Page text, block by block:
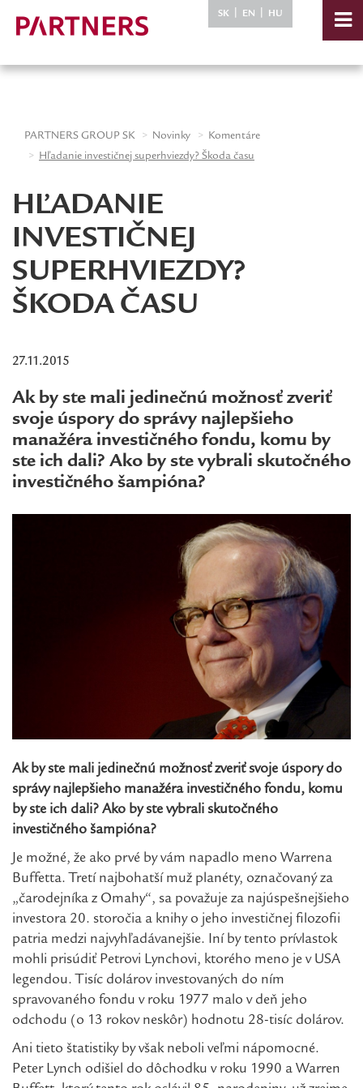
SK EN HU
PARTNERS GROUP SK Novinky
Komentáre
Hľadanie investičnej superhviezdy? Škoda času
HĽADANIE
INVESTIČNEJ
SUPERHVIEZDY?
ŠKODA ČASU
27.11.2015
Ak by ste mali jedinečnú možnosť zveriť
svoje úspory do správy najlepšieho
manažéra investičného fondu, komu by
ste ich dali? Ako by ste vybrali skutočného
investičného šampióna?
Ak by ste mali jedinečnú možnosť zveriť svoje úspory do
správy najlepšieho manažéra investičného fondu, komu
by ste ich dali? Ako by ste vybrali skutočného
investičného šampióna?
Je možné, že ako prvé by vám napadlo meno Warrena
Buffetta. Tretí najbohatší muž planéty, označovaný za
„čarodejníka z Omahy“, sa považuje za najúspešnejšieho
investora 20. storočia a knihy o jeho investičnej filozofii
patria medzi najvyhľadávanejšie. Iní by tento prívlastok
mohli prisúdiť Petrovi Lynchovi, ktorého meno je v USA
legendou. Tisíc dolárov investovaných do ním
spravovaného fondu v roku 1977 malo v deň jeho
odchodu (o 13 rokov neskôr) hodnotu 28-tisíc dolárov.
Ani tieto štatistiky by však neboli veľmi nápomocné.
Peter Lynch odišiel do dôchodku v roku 1990 a Warren